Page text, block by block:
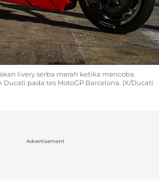
livery serba merah ketika mencoba
pada tes MotoGP Barcelona. (X/Ducati
Advertisement